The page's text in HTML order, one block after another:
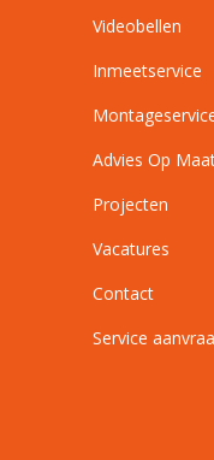
Videobellen
Inmeetservice
Advies Op
Projecten
Vacatures
Contact
Service